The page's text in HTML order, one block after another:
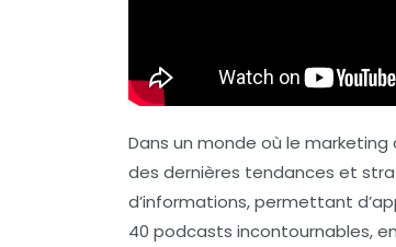
Dans un monde où le marketing
des dernières tendances et
d’informations, permettant
40 podcasts incontournables,